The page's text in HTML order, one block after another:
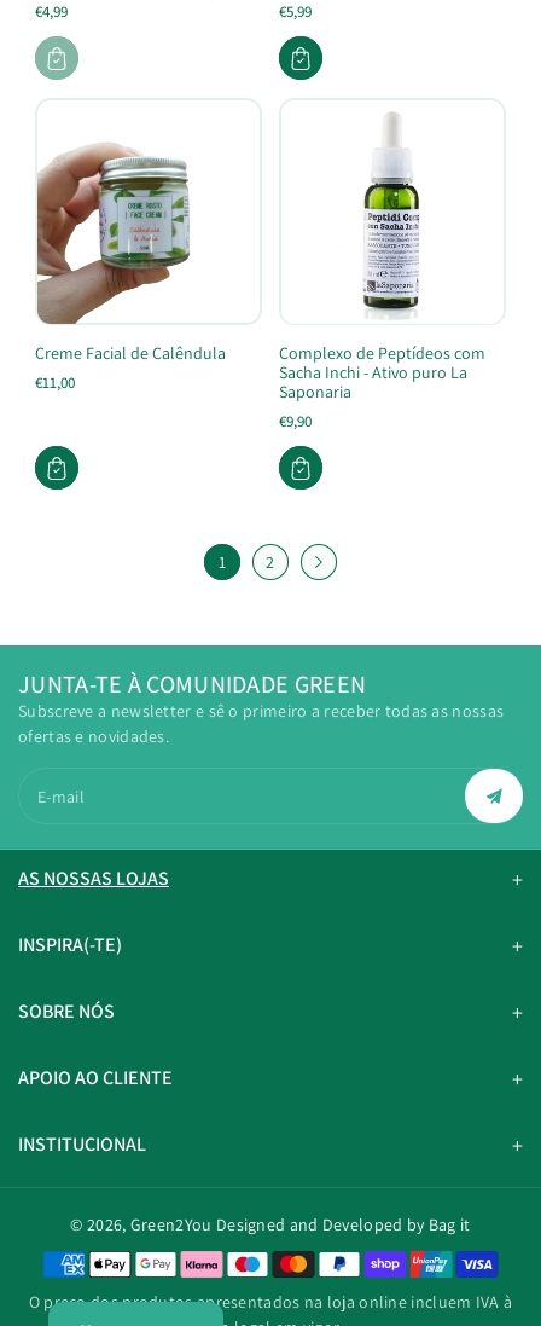
€4,99 €5,99
Creme Facial de Calêndula
€11,00
Complexo de Peptídeos com
Sacha Inchi - Ativo puro La
Saponaria
€9,90
1 2
JUNTA-TE À COMUNIDADE GREEN
Subscreve a newsletter e sê o primeiro a receber todas as nossas
ofertas e novidades.
E-mail
AS NOSSAS LOJAS
INSPIRA(-TE)
SOBRE NÓS
APOIO AO CLIENTE
INSTITUCIONAL
© 2026, Green2You Designed and Developed by Bag it
M
t
O preço dos produtos apresentados na loja online incluem IVA à